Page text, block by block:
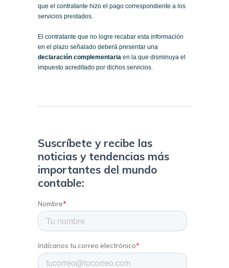
que el contratante hizo el pago correspondiente a los
servicios prestados.
El contratante que no logre recabar esta información
en el plazo señalado deberá presentar una
declaración complementaria en la que disminuya el
impuesto acreditado por dichos servicios.